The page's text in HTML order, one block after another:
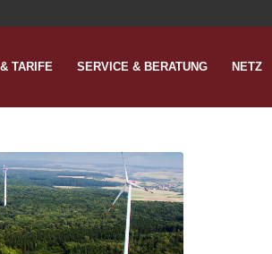
TARIFE SERVICE & BERATUNG NETZ